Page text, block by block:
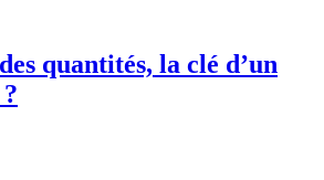
quantités, la clé d’un